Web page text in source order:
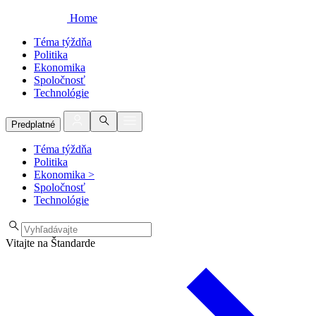
Home
Téma týždňa
Politika
Ekonomika
Spoločnosť
Technológie
Predplatné
Téma týždňa
Politika
Ekonomika >
Spoločnosť
Technológie
Vitajte na Štandarde